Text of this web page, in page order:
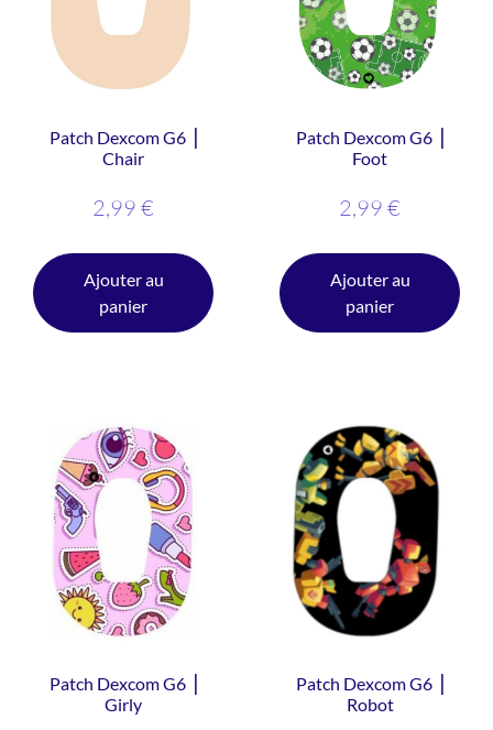
Patch Dexcom G6 ⎥
Chair
2,99 €
Ajouter au
panier
Patch Dexcom G6 ⎥
Foot
2,99 €
Ajouter au
panier
Patch Dexcom G6 ⎥
Girly
Patch Dexcom G6 ⎥
Robot